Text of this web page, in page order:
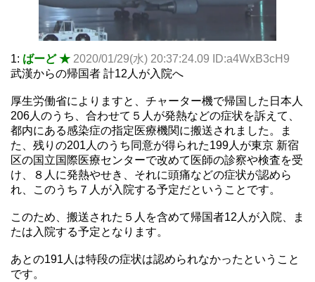
1: ばーど ★ 2020/01/29(水) 20:37:24.09 ID:a4WxB3cH9
武漢からの帰国者 計12人が入院へ
厚生労働省によりますと、チャーター機で帰国した日本人
206人のうち、合わせて５人が発熱などの症状を訴えて、
都内にある感染症の指定医療機関に搬送されました。ま
た、残りの201人のうち同意が得られた199人が東京 新宿
区の国立国際医療センターで改めて医師の診察や検査を受
け、８人に発熱やせき、それに頭痛などの症状が認めら
れ、このうち７人が入院する予定だということです。
このため、搬送された５人を含めて帰国者12人が入院、ま
たは入院する予定となります。
あとの191人は特段の症状は認められなかったということ
です。